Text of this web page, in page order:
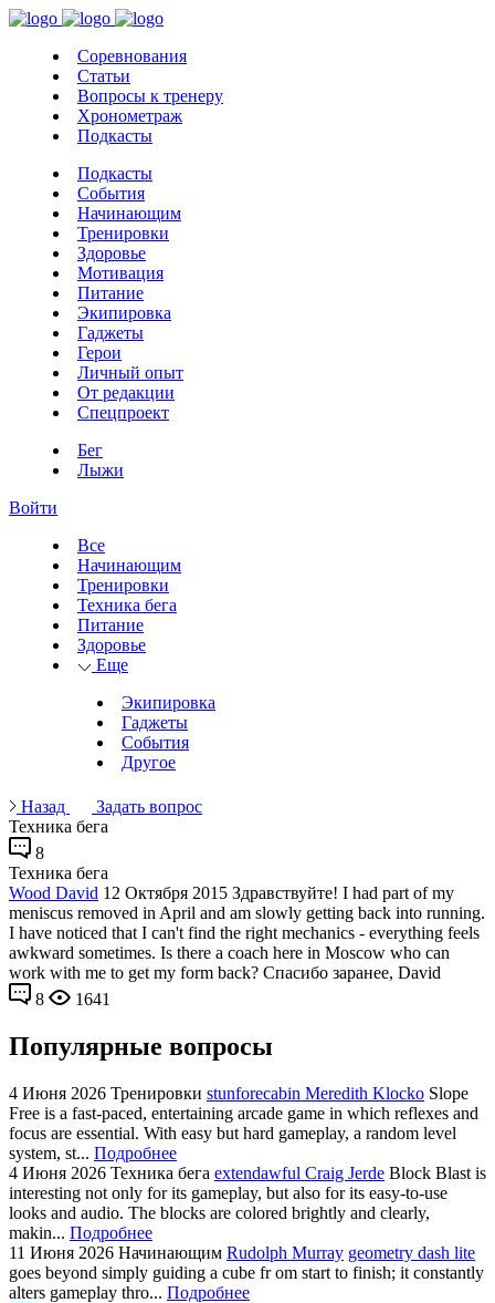
Соревнования
Статьи
Вопросы к тренеру
Хронометраж
Подкасты
Подкасты
События
Начинающим
Тренировки
Здоровье
Мотивация
Питание
Экипировка
Гаджеты
Герои
Личный опыт
От редакции
Спецпроект
Бег
Лыжи
Войти
Все
Начинающим
Тренировки
Техника бега
Питание
Здоровье
Еще
Экипировка
Гаджеты
События
Другое
Назад
Задать вопрос
Техника бега
8
Техника бега
Wood David 12 Октября 2015 Здравствуйте! I had part of my
meniscus removed in April and am slowly getting back into running.
I have noticed that I can't find the right mechanics - everything feels
awkward sometimes. Is there a coach here in Moscow who can
work with me to get my form back? Спасибо заранее, David
8
1641
Популярные вопросы
4 Июня 2026 Тренировки stunforecabin Meredith Klocko Slope
Free is a fast-paced, entertaining arcade game in which reflexes and
focus are essential. With easy but hard gameplay, a random level
system, st... Подробнее
4 Июня 2026 Техника бега extendawful Craig Jerde Block Blast is
interesting not only for its gameplay, but also for its easy-to-use
looks and audio. The blocks are colored brightly and clearly,
makin... Подробнее
11 Июня 2026 Начинающим Rudolph Murray geometry dash lite
goes beyond simply guiding a cube fr om start to finish; it constantly
alters gameplay thro... Подробнее